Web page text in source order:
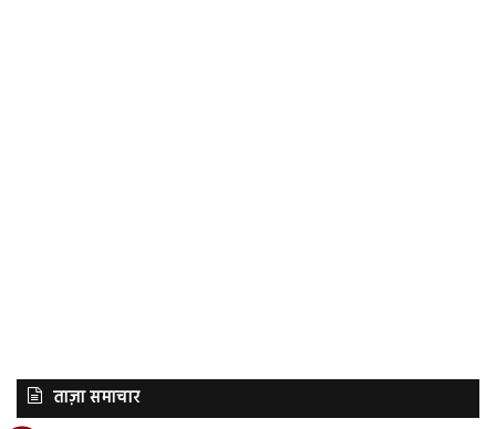
ताज़ा समाचार